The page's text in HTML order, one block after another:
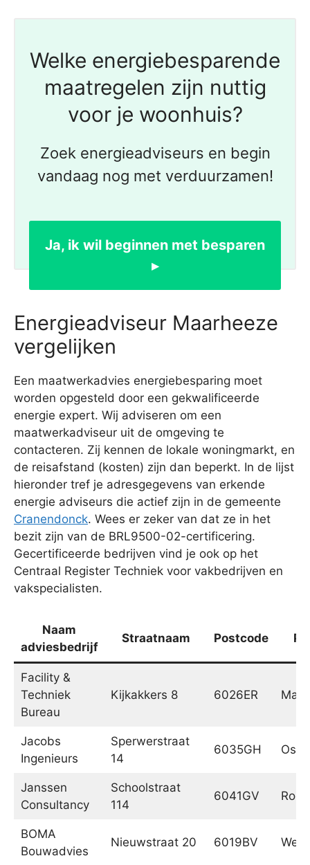
Welke energiebesparende
maatregelen zijn nuttig
voor je woonhuis?
Zoek energieadviseurs en begin
vandaag nog met verduurzamen!
Ja, ik wil beginnen met besparen
▸
Energieadviseur Maarheeze
vergelijken
Een maatwerkadvies energiebesparing moet
worden opgesteld door een gekwalificeerde
energie expert. Wij adviseren om een
maatwerkadviseur uit de omgeving te
contacteren. Zij kennen de lokale woningmarkt, en
de reisafstand (kosten) zijn dan beperkt. In de lijst
hieronder tref je adresgegevens van erkende
energie adviseurs die actief zijn in de gemeente
Cranendonck. Wees er zeker van dat ze in het
bezit zijn van de BRL9500-02-certificering.
Gecertificeerde bedrijven vind je ook op het
Centraal Register Techniek voor vakbedrijven en
vakspecialisten.
Naam
adviesbedrijf
Straatnaam Postcode
Facility &
Techniek
Bureau
Kijkakkers 8 6026ER
Jacobs
Ingenieurs
Sperwerstraat
14
6035GH
Janssen
Consultancy
Schoolstraat
114
6041GV
BOMA
Bouwadvies
Nieuwstraat 20 6019BV